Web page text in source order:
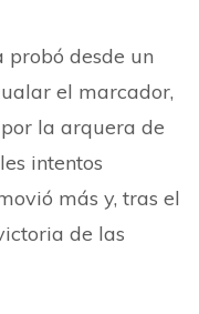
probó desde un
el marcador,
la arquera de
intentos
más y, tras el
de las